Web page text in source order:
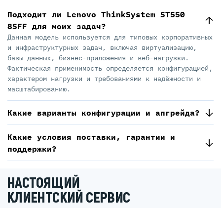
Подходит ли Lenovo ThinkSystem ST550
8SFF для моих задач?
Данная модель используется для типовых корпоративных
и инфраструктурных задач, включая виртуализацию,
базы данных, бизнес-приложения и веб-нагрузки.
Фактическая применимость определяется конфигурацией,
характером нагрузки и требованиями к надёжности и
масштабированию.
Какие варианты конфигурации и апгрейда?
Какие условия поставки, гарантии и
поддержки?
НАСТОЯЩИЙ
КЛИЕНТСКИЙ СЕРВИС